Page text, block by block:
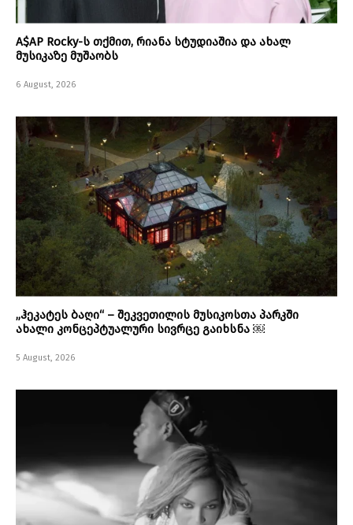
A$AP Rocky-ს თქმით, რიანა სტუდიაშია და ახალ
მუსიკაზე მუშაობს
6 August, 2026
„ჰეკატეს ბაღი“ – შეკვეთილის მუსიკოსთა პარკში
ახალი კონცეპტუალური სივრცე გაიხსნა ￼
5 August, 2026